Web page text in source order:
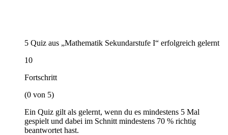
5 Quiz aus „Mathematik Sekundarstufe I“ erfolgreich gelernt
10
Fortschritt
(0 von 5)
Ein Quiz gilt als gelernt, wenn du es mindestens 5 Mal
gespielt und dabei im Schnitt mindestens 70 % richtig
beantwortet hast.